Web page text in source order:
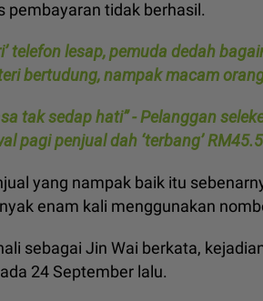
pembayaran tidak berhasil.
telefon lesap, pemuda dedah
bertudung, nampak macam
tak sedap hati” - Pelanggan
pagi penjual dah ‘terbang’
yang nampak baik itu
enam kali menggunakan
sebagai Jin Wai berkata,
24 September lalu.